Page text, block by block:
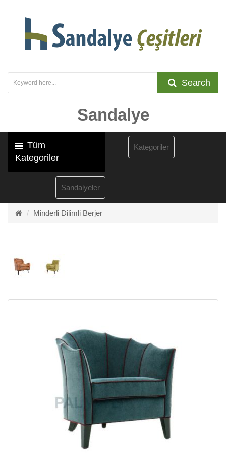
Search
Sandalye
Tüm
Kategoriler
Sandalyeler
Kategoriler
Minderli Dilimli Berjer